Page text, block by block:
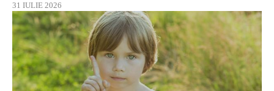
31 IULIE 2026